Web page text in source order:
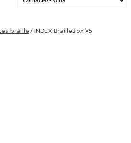
braille / INDEX BrailleBox V5